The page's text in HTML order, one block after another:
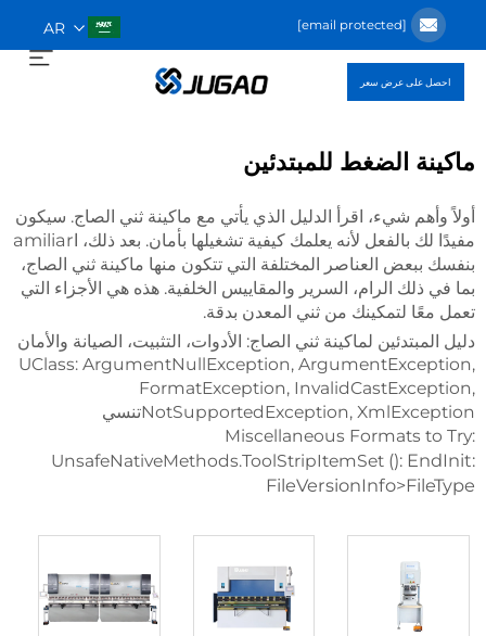
[email protected]
AR
احصل على عرض سعر
ماكينة الضغط للمبتدئين
أولاً وأهم شيء، اقرأ الدليل الذي يأتي مع ماكينة ثني الصاج. سيكون
مفيدًا لك بالفعل لأنه يعلمك كيفية تشغيلها بأمان. بعد ذلك، اamiliar
بنفسك ببعض العناصر المختلفة التي تتكون منها ماكينة ثني الصاج،
بما في ذلك الرام، السرير والمقاييس الخلفية. هذه هي الأجزاء التي
تعمل معًا لتمكينك من ثني المعدن بدقة.
دليل المبتدئين لماكينة ثني الصاج: الأدوات، التثبيت، الصيانة والأمان
UClass: ArgumentNullException, ArgumentException,
FormatException, InvalidCastException,
NotSupportedException, XmlExceptionتنسي
Miscellaneous Formats to Try:
UnsafeNativeMethods.ToolStripItemSet (): EndInit:
FileVersionInfo>FileType